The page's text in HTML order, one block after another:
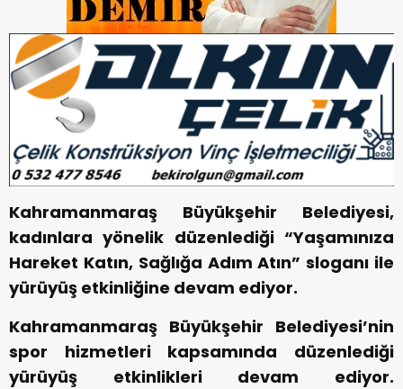
Kahramanmaraş Büyükşehir Belediyesi,
kadınlara yönelik düzenlediği “Yaşamınıza
Hareket Katın, Sağlığa Adım Atın” sloganı ile
yürüyüş etkinliğine devam ediyor.
Kahramanmaraş Büyükşehir Belediyesi’nin
spor hizmetleri kapsamında düzenlediği
yürüyüş etkinlikleri devam ediyor.